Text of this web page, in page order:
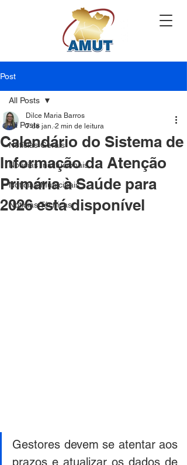
Post
All Posts
Notícias Gerais
Notícias Institucionais
Notícias Municipais
Notícias Técnicas
All Posts
Calendário do Sistema de
Informação da Atenção
Primária à Saúde para
2026 está disponível
Dilce Maria Barros
7 de jan. 2 min de leitura
Gestores devem se atentar aos
prazos e atualizar os dados de